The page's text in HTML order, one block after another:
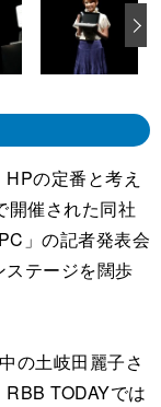
の定番と考え
開催された同社
」の記者発表会
テージを闊歩
の土岐田麗子さ
TODAYでは